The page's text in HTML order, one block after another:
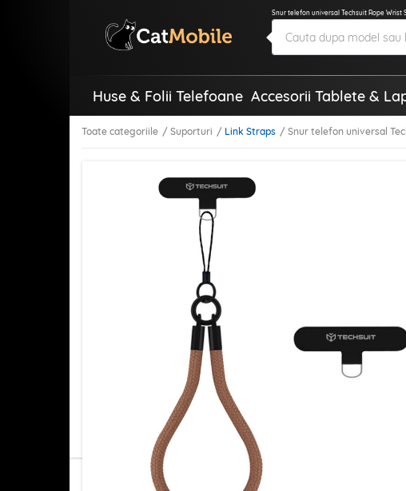
Snur telefon universal Techsuit Rope Wrist
Huse & Folii Telefoane Accesorii Tablete &
Toate categoriile Suporturi Link Straps Snur telefon universal